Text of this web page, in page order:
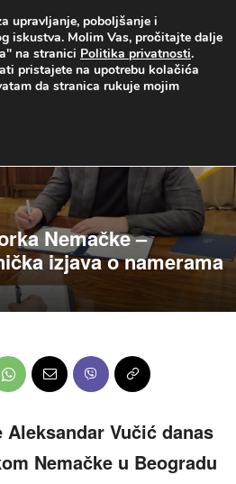
UŽIVO
Nemačke –
izjava o namerama
Vučić danas
Nemačke u Beogradu
upravljanje, poboljšanje i
iskustva. Molim Vas, pročitajte dalje
na stranici Politika privatnosti.
pristajete na upotrebu kolačića
da stranica rukuje mojim